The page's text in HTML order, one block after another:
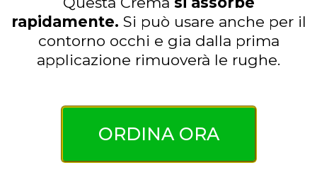
rapidamente. Si può usare anche per il
contorno occhi e gia dalla prima
applicazione rimuoverà le rughe.
ORDINA ORA